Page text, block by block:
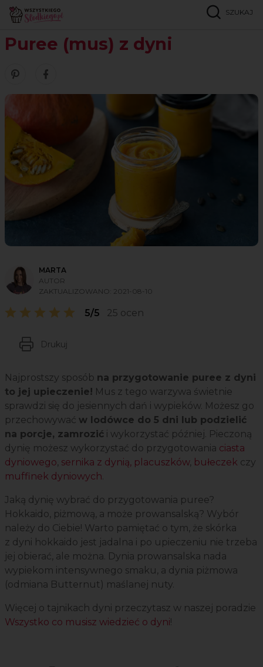
SZUKAJ
Strona główna Puree (mus) z dyni
Puree (mus) z dyni
Zobacz nasze piny w serwisie Pinterest
Udostępnij ten przepis w serwisie Facebook
MARTA
AUTOR
ZAKTUALIZOWANO: 2021-08-10
5/5 25 ocen
Drukuj
Najprostszy sposób na przygotowanie puree z dyni
to jej upieczenie! Mus z tego warzywa świetnie
sprawdzi się do jesiennych dań i wypieków. Możesz go
przechowywać w lodówce do 5 dni lub podzielić
na porcje, zamrozić i wykorzystać później. Pieczoną
dynię możesz wykorzystać do przygotowania ciasta
dyniowego, sernika z dynią, placuszków, bułeczek czy
muffinek dyniowych.
Jaką dynię wybrać do przygotowania puree?
Hokkaido, piżmową, a może prowansalską? Wybór
należy do Ciebie! Warto pamiętać o tym, że skórka
z dyni hokkaido jest jadalna i po upieczeniu nie trzeba
jej obierać, ale można. Dynia prowansalska nada
wypiekom intensywnego smaku, a dynia piżmowa
(odmiana Butternut) maślanej nuty.
Więcej o tajnikach dyni przeczytasz w naszej poradzie
Wszystko co musisz wiedzieć o dyni!